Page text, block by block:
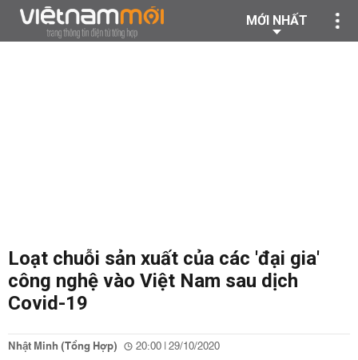
MỚI NHẤT
Loạt chuỗi sản xuất của các 'đại gia'
công nghệ vào Việt Nam sau dịch
Covid-19
Nhật Minh (Tổng Hợp) 20:00 | 29/10/2020